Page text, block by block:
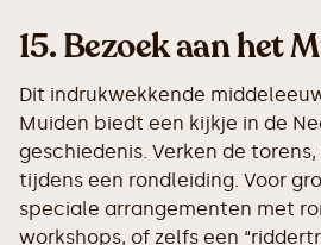
15.Bezoek aan het
Dit indrukwekkende
Muiden biedt een kijkje in de
geschiedenis. Verken de
tijdens een rondleiding. Voor
speciale arrangementen met
workshops, of zelfs een